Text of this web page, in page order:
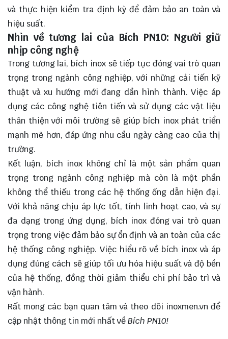
và thực hiện kiểm tra định kỳ để đảm bảo an toàn và
hiệu suất.
Nhìn về tương lai của Bích PN10: Người giữ
nhịp công nghệ
Trong tương lai, bích inox sẽ tiếp tục đóng vai trò quan
trọng trong ngành công nghiệp, với những cải tiến kỹ
thuật và xu hướng mới đang dần hình thành. Việc áp
dụng các công nghệ tiên tiến và sử dụng các vật liệu
thân thiện với môi trường sẽ giúp bích inox phát triển
mạnh mẽ hơn, đáp ứng nhu cầu ngày càng cao của thị
trường.
Kết luận, bích inox không chỉ là một sản phẩm quan
trọng trong ngành công nghiệp mà còn là một phần
không thể thiếu trong các hệ thống ống dẫn hiện đại.
Với khả năng chịu áp lực tốt, tính linh hoạt cao, và sự
đa dạng trong ứng dụng, bích inox đóng vai trò quan
trọng trong việc đảm bảo sự ổn định và an toàn của các
hệ thống công nghiệp. Việc hiểu rõ về bích inox và áp
dụng đúng cách sẽ giúp tối ưu hóa hiệu suất và độ bền
của hệ thống, đồng thời giảm thiểu chi phí bảo trì và
vận hành.
Rất mong các bạn quan tâm và theo dõi inoxmen.vn để
cập nhật thông tin mới nhất vềBích PN10!